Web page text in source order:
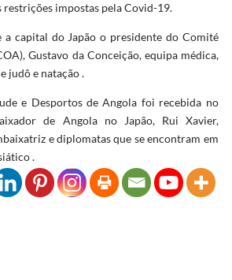
impostas pela Covid-19.
a capital do Japão o presidente do Comité
Gustavo da Conceição, equipa médica,
judô e natação .
e Desportos de Angola foi recebida no
de Angola no Japão, Rui Xavier,
e diplomatas que se encontram em
.